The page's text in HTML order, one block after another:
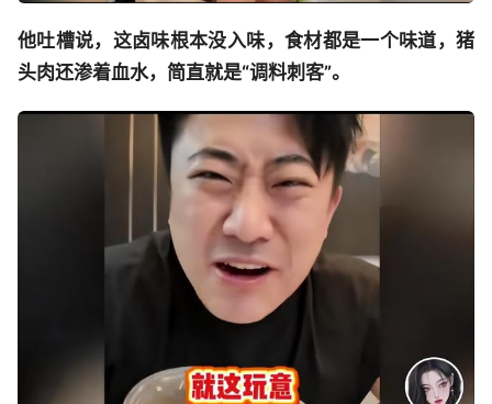
他吐槽说，这卤味根本没入味，食材都是一个味道，猪
头肉还渗着血水，简直就是“调料刺客”。